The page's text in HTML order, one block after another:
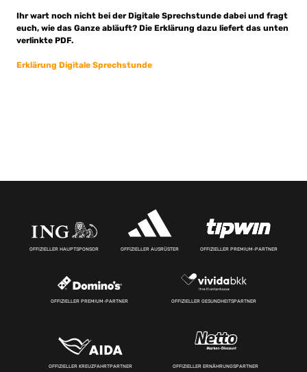
Ihr wart noch nicht bei der Digitale Sprechstunde dabei und fragt
euch, wie das Ganze abläuft? Die Erklärung dazu liefert das unten
verlinkte PDF.
Erklärung Digitale Sprechstunde
OFFIZIELLER HAUPTSPONSOR OFFIZIELLER AUSRÜSTER OFFIZIELLER PREMIUM-PARTNER
OFFIZIELLER PREMIUM-PARTNER OFFIZIELLER GESUNDHEITSPARTNER
OFFIZIELLER KREUZFAHRTPARTNER OFFIZIELLER ERNÄHRUNGSPARTNER